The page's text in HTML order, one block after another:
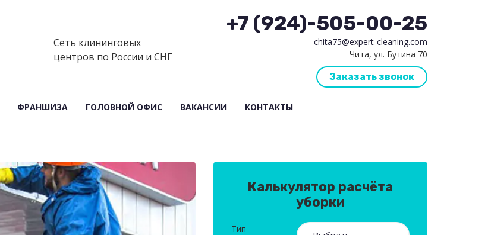
Сеть клининговых
центров по России и СНГ
+7 (924)-505-00-25
chita75@expert-cleaning.com
Чита, ул. Бутина 70
Заказать звонок
ФРАНШИЗА ГОЛОВНОЙ ОФИС ВАКАНСИИ КОНТАКТЫ
Калькулятор расчёта
уборки
Тип